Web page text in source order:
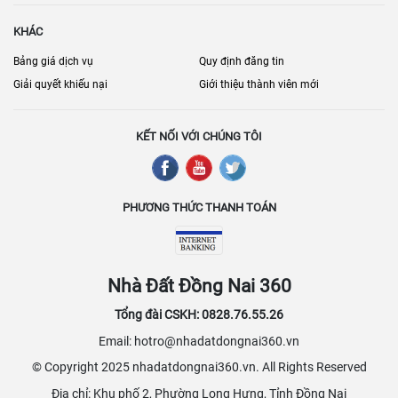
cao chất lượng và cập nhật các tiện ích mới để đáp ứng tốt hơn các
được xem là điểm đến hấp dẫn cho các hoạt động sản xuất và kinh
doanh trong khu vực phía Nam.
KHÁC
Bảng giá dịch vụ
Quy định đăng tin
Giải quyết khiếu nại
Giới thiệu thành viên mới
KẾT NỐI VỚI CHÚNG TÔI
PHƯƠNG THỨC THANH TOÁN
Nhà Đất Đồng Nai 360
Tổng đài CSKH: 0828.76.55.26
Email: hotro@nhadatdongnai360.vn
© Copyright 2025 nhadatdongnai360.vn. All Rights Reserved
Địa chỉ: Khu phố 2, Phường Long Hưng, Tỉnh Đồng Nai